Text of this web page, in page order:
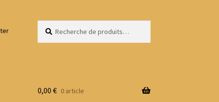
pour :
0,00 € 0 article